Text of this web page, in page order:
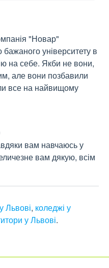
"Новар"
університету в
на себе. Якби не вони,
але вони позбавили
все на найвищому
вам навчаюсь у
вам дякую, всім
Львові, коледжі у
у Львові.